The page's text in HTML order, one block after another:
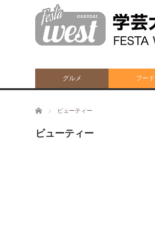
グルメ フード
ホーム ビューティー
ビューティー